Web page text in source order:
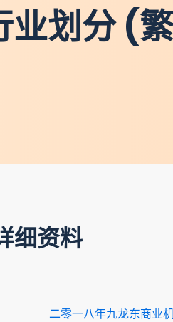
业划分 (
细资料
二零一八年九龙东商业